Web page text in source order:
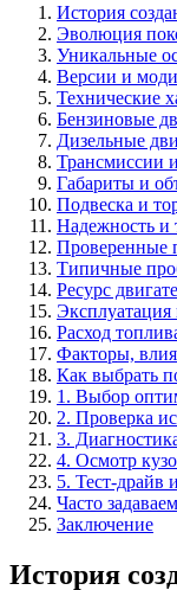
История
Эволюция
Уникальные
Версии и
Технические
Бензиновые
Дизельные
Трансмиссии
Габариты и
Подвеска и
Надежность и
Проверенные
Типичные
Ресурс
Эксплуатация
Расход
Факторы,
Как выбрать
1. Выбор
2. Проверка
3.
4. Осмотр
5. Тест-драйв
Часто
Заключение
История